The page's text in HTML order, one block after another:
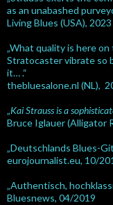
as an unabashed
Living Blues (USA), 2023
„What quality is here
Stratocaster vibrate so
it… .“
thebluesalone.nl (NL),
„Kai Strauss is a
Bruce Iglauer (Alligator
„Deutschlands Blues-
eurojournalist.eu, 10/
„Authentisch,
Bluesnews, 04/2019